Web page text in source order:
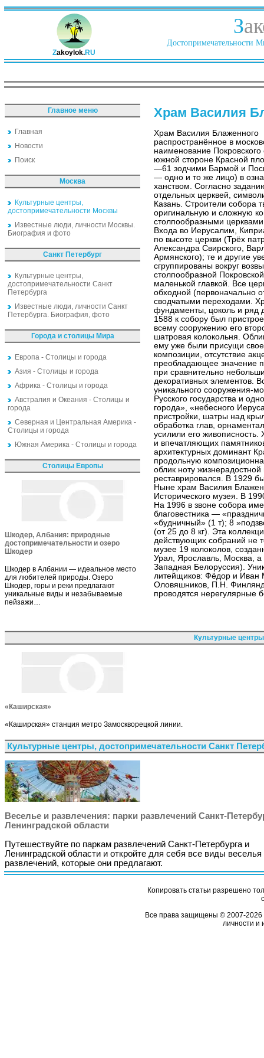
Zakoylok.RU
З
Достопримечательности
Главное меню
Главная
Новости
Поиск
Москва
Культурные центры,
достопримечательности Москвы
Известные люди, личности Москвы.
Биография и фото
Санкт Петербург
Культурные центры,
достопримечательности Санкт
Петербурга
Известные люди, личности Санкт
Петербурга. Биография, фото
Города и столицы Мира
Европа - Столицы и города
Азия - Столицы и города
Африка - Столицы и города
Австралия и Океания - Столицы и
города
Северная и Центральная Америка -
Столицы и города
Южная Америка - Столицы и города
Столицы Европы
Шкодер, Албания: природные
достопримечательности и озеро
Шкодер
Шкодер в Албании — идеальное место
для любителей природы. Озеро
Шкодер, горы и реки предлагают
уникальные виды и незабываемые
пейзажи…
Храм Василия
Храм Василия Блаженного
распространённое в
наименование
южной стороне Красной
—61 зодчими Бармой и
— одно и то же лицо) в
ханством. Согласно
отдельных церквей,
Казань. Строители собора
оригинальную и сложную
столпообразными
Входа во Иерусалим,
по высоте церкви (Трёх
Александра Свирского,
Армянского); те и другие
сгруппированы вокруг
столпообразной
маленькой главкой. Все
обходной (первоначально
сводчатыми переходами.
фундаменты, цоколь и ряд
1588 к собору был
всему сооружению его
шатровая колокольня.
ему уже были присущи
композиции, отсутствие
преобладающее значение
при сравнительно
декоративных элементов.
уникального сооружения-
Русского государства и
города», «небесного
пристройки, шатры над
обработка глав,
усилили его
и впечатляющих
архитектурных доминант
продольную
облик ноту
реставрировался. В 1929
Ныне храм Василия
Исторического музея. В
На 1996 в звоне собора
благовестника —
«будничный» (1 т); 8
(от 25 до 8 кг). Эта
действующих собраний не
музее 19 колоколов,
Урал, Ярославль, Москва,
Западная Белоруссия).
литейщиков: Фёдор и
Оловяшников, П.Н.
проводятся нерегулярные
Культурные
«Каширская»
«Каширская» станция метро Замоскворецкой линии.
Культурные центры, достопримечательности Санкт
Веселье и развлечения: парки развлечений Санкт-
Ленинградской области
Путешествуйте по паркам развлечений Санкт-Петербурга и
Ленинградской области и откройте для себя все виды веселья
развлечений, которые они предлагают.
Копировать статьи разрешено
Все права защищены © 2007-2026
личности и